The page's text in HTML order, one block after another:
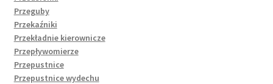
Przeguby
Przekaźniki
Przekładnie kierownicze
Przepływomierze
Przepustnice
Przepustnice wydechu